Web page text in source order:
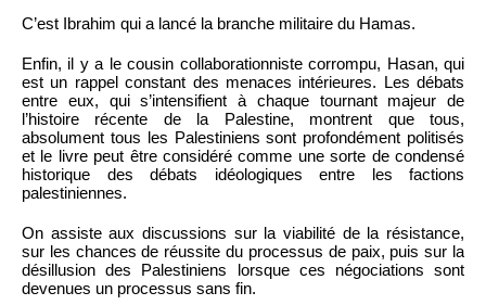
C’est Ibrahim qui a lancé la branche militaire du Hamas.
Enfin, il y a le cousin collaborationniste corrompu, Hasan, qui
est un rappel constant des menaces intérieures. Les débats
entre eux, qui s’intensifient à chaque tournant majeur de
l’histoire récente de la Palestine, montrent que tous,
absolument tous les Palestiniens sont profondément politisés
et le livre peut être considéré comme une sorte de condensé
historique des débats idéologiques entre les factions
palestiniennes.
On assiste aux discussions sur la viabilité de la résistance,
sur les chances de réussite du processus de paix, puis sur la
désillusion des Palestiniens lorsque ces négociations sont
devenues un processus sans fin.